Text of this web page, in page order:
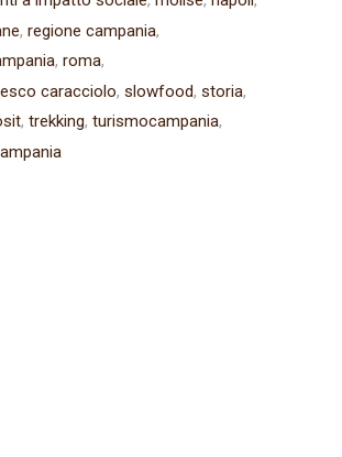
regione campania
roma
caracciolo slowfood storia
trekking turismocampania